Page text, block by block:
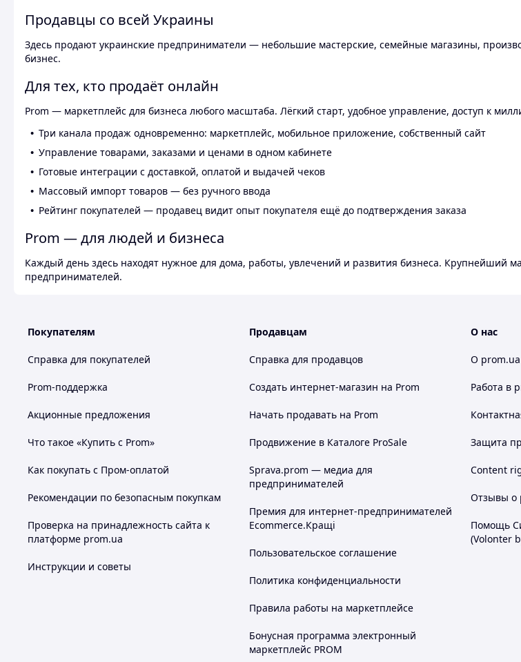
Продавцы со всей Украины
Здесь продают украинские предприниматели — небольшие мастерские, семейные магазины,
бизнес.
Для тех, кто продаёт онлайн
Prom — маркетплейс для бизнеса любого масштаба. Лёгкий старт, удобное управление, доступ к
Три канала продаж одновременно: маркетплейс, мобильное приложение, собственный сайт
Управление товарами, заказами и ценами в одном кабинете
Готовые интеграции с доставкой, оплатой и выдачей чеков
Массовый импорт товаров — без ручного ввода
Рейтинг покупателей — продавец видит опыт покупателя ещё до подтверждения заказа
Prom — для людей и бизнеса
Каждый день здесь находят нужное для дома, работы, увлечений и развития бизнеса. Крупнейший
предпринимателей.
Покупателям
Справка для покупателей
Prom-поддержка
Акционные предложения
Что такое «Купить с Prom»
Как покупать с Пром-оплатой
Рекомендации по безопасным покупкам
Проверка на принадлежность сайта к
платформе prom.ua
Инструкции и советы
Продавцам
Справка для продавцов
Создать интернет-магазин на Prom
Начать продавать на Prom
Продвижение в Каталоге ProSale
Sprava.prom — медиа для
предпринимателей
Премия для интернет-предпринимателей
Ecommerce.Кращі
Пользовательское соглашение
Политика конфиденциальности
Правила работы на маркетплейсе
Бонусная программа электронный
маркетплейс PROM
О нас
О prom.ua
Работа в
Защита
Content
Отзывы о
Помощь
(Volonter